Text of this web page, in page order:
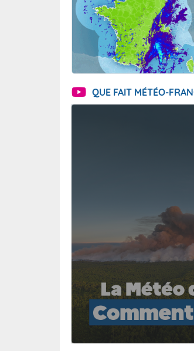
QUE FAIT MÉTÉO-